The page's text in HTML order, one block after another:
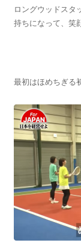
ロングウッドスタ
持ちになって、笑
最初はほめちぎる